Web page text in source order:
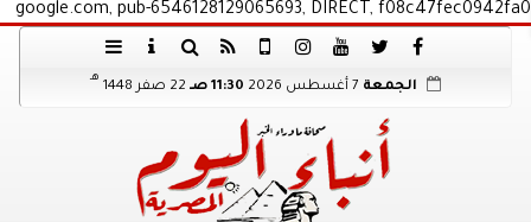
google.com, pub-6546128129065693, DIRECT, f08c47fec0942fa0
الجمعة 11:30 صـ 22 صفر 1448
هـ